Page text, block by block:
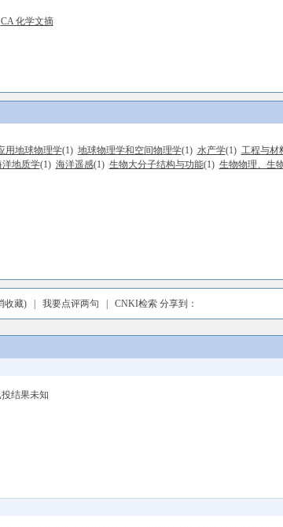
CA 化学文摘
用地球物理学(1) 地球物理学和空间物理学(1) 水产学(1) 工程与材
洋地质学(1) 海洋遥感(1) 生物大分子结构与功能(1) 生物物理、生
收藏)| 我要点评两句 CNKI检索分享到：
投结果未知